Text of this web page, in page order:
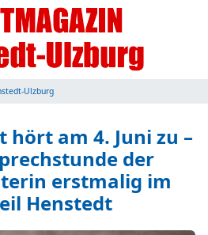
Ulzburg
hört am 4. Juni zu –
der
erstmalig im
Henstedt